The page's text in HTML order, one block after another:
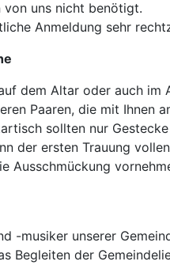
uns nicht benötigt.
Anmeldung sehr
dem Altar oder auch
Paaren, die mit Ihnen
sollten nur
der ersten Trauung
Ausschmückung
-musiker unserer
Begleiten der